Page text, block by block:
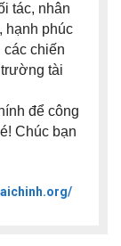
tác, nhân
hạnh phúc
các chiến
tài
để công
Chúc bạn